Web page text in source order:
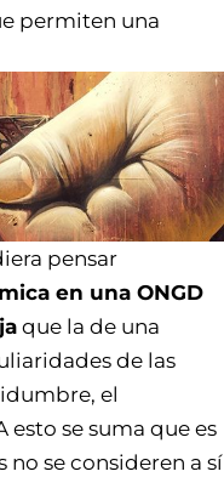
permiten una
pensar
en una ONGD
que la de una
de las
el
se suma que es
se consideren a sí